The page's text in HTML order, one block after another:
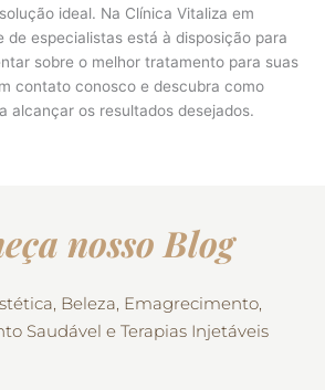
ideal. Na Clínica Vitaliza em
de especialistas está à disposição para
sobre o melhor tratamento para suas
contato conosco e descubra como
alcançar os resultados desejados.
nosso Blog
Beleza, Emagrecimento,
Saudável e Terapias Injetáveis